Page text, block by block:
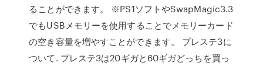
ることができます。 ※PS1ソフトやSwapMagic3.3
でもUSBメモリーを使用することでメモリーカード
の空き容量を増やすことができます。 プレステ3に
ついて. プレステ3は20ギガと60ギガどっちを買っ